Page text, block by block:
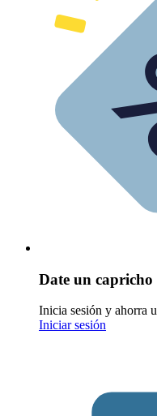
Date un capricho
Inicia sesión y ahorra
Iniciar sesión